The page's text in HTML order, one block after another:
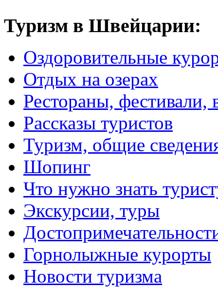
Туризм в Швейцарии:
Оздоровительные
Отдых на озерах
Рестораны, фестивали,
Рассказы туристов
Туризм, общие
Шопинг
Что нужно знать
Экскурсии, туры
Горнолыжные курорты
Новости туризма